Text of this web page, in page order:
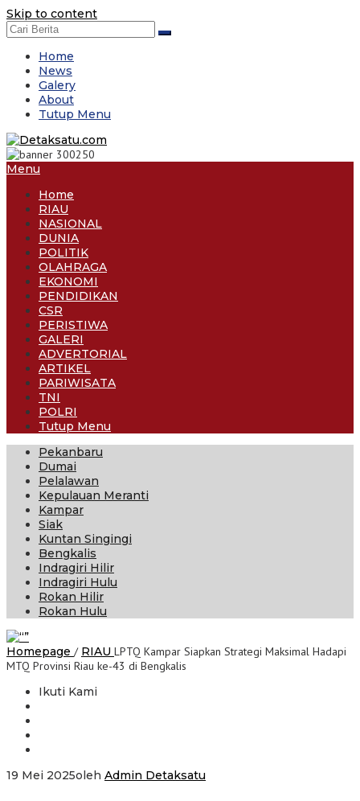
Skip to content
Home
News
Galery
About
Tutup Menu
Menu
Home
RIAU
NASIONAL
DUNIA
POLITIK
OLAHRAGA
EKONOMI
PENDIDIKAN
CSR
PERISTIWA
GALERI
ADVERTORIAL
ARTIKEL
PARIWISATA
TNI
POLRI
Tutup Menu
Pekanbaru
Dumai
Pelalawan
Kepulauan Meranti
Kampar
Siak
Kuntan Singingi
Bengkalis
Indragiri Hilir
Indragiri Hulu
Rokan Hilir
Rokan Hulu
Homepage / RIAU LPTQ Kampar Siapkan Strategi Maksimal Hadapi
MTQ Provinsi Riau ke-43 di Bengkalis
Ikuti Kami
19 Mei 2025oleh Admin Detaksatu